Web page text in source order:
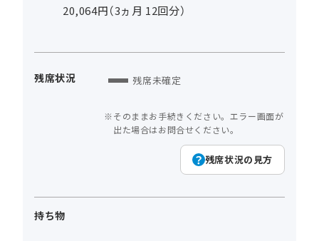
20,064円（3ヵ月 12回分）
残席状況 残席未確定
そのままお手続きください。エラー画面が
出た場合はお問合せください。
残席状況の見方
持ち物